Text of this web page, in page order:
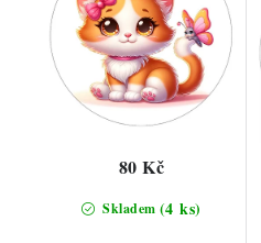
Skladem (4 ks)
80 Kč